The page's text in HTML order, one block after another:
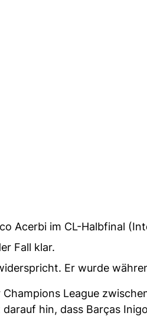
Acerbi im CL-Halbfinal
Fall klar.
Er wurde
Champions League
darauf hin, dass Barças